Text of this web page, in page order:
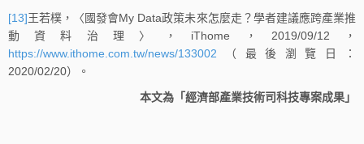
[13]王若樸，〈國發會My Data政策未來怎麼走？學者建議應跨產業推
動資料治理〉，iThome，2019/09/12，
https://www.ithome.com.tw/news/133002 （最後瀏覽日：
2020/02/20）。
本文為「經濟部產業技術司科技專案成果」